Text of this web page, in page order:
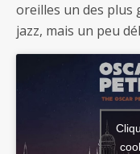
oreilles un des plus
jazz, mais un peu